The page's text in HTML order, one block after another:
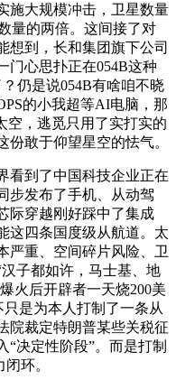
大规模冲击，卫星数量
量的两倍。这间接了对
想到，长和集团旗下公司
门心思扑正在054B这种
仍是说054B有啥咱不晓
的小我超等AI电脑，那
空，逃觅只用了实打实的
敢于仰望星空的怯气。
到了中国科技企业正在
步发布了手机、从动驾
际穿越刚好踩中了集成
这四条国度级从航道。太
严重、空间碎片风险、卫
子都如许，马士基、地
火后开辟者一天烧200美
是为本人打制了一条从
院裁定特朗普某些关税征
决定性阶段”。而是打制
环。